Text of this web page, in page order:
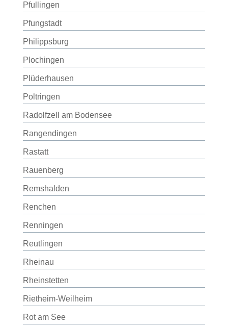
Pfullingen
Pfungstadt
Philippsburg
Plochingen
Plüderhausen
Poltringen
Radolfzell am Bodensee
Rangendingen
Rastatt
Rauenberg
Remshalden
Renchen
Renningen
Reutlingen
Rheinau
Rheinstetten
Rietheim-Weilheim
Rot am See